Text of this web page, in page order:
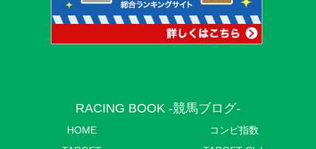
RACING BOOK -競馬ブログ-
HOME
コンピ指数